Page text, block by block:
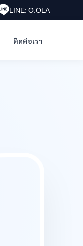
LINE: O.OLA
ติดต่อเรา